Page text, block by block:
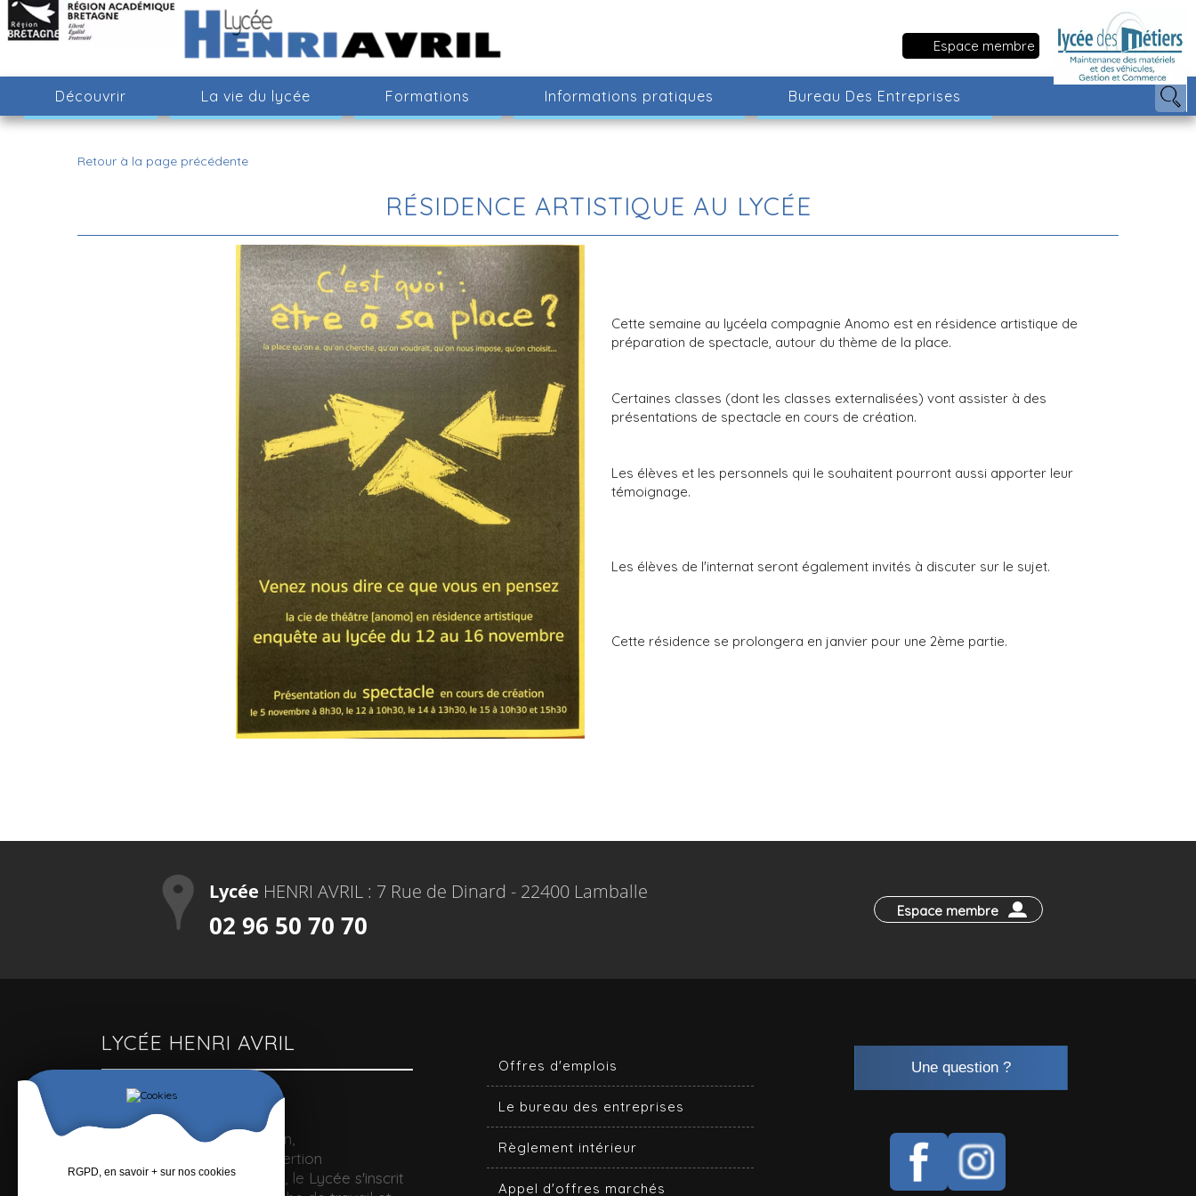
Découvrir La vie du lycée Formations Informations pratiques Bureau Des Entreprises
Espace membre
Retour à la page précédente
RÉSIDENCE ARTISTIQUE AU LYCÉE
Cette semaine au lycéela compagnie Anomo est en résidence artistique de
préparation de spectacle, autour du thème de la place.
Certaines classes (dont les classes externalisées) vont assister à des
présentations de spectacle en cours de création.
Les élèves et les personnels qui le souhaitent pourront aussi apporter leur
témoignage.
Les élèves de l'internat seront également invités à discuter sur le sujet.
Cette résidence se prolongera en janvier pour une 2ème partie.
Lycée HENRI AVRIL : 7 Rue de Dinard - 22400 Lamballe
02 96 50 70 70 Espace membre
LYCÉE HENRI AVRIL
Un lycée polyvalent
Pour optimiser la formation,
l'accompagnement et l'insertion
professionnelle des jeunes, le Lycée s'inscrit
Offres d'emplois
Le bureau des entreprises
Règlement intérieur
Appel d'offres marchés
Une question ?
RGPD, en savoir + sur nos cookies